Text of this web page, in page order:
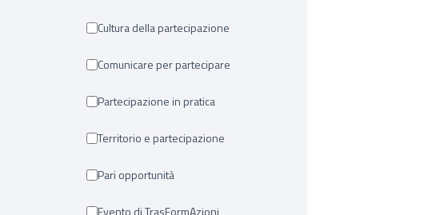
Cultura della partecipazione
Comunicare per partecipare
Partecipazione in pratica
Territorio e partecipazione
Pari opportunità
Evento di TrasFormAzioni